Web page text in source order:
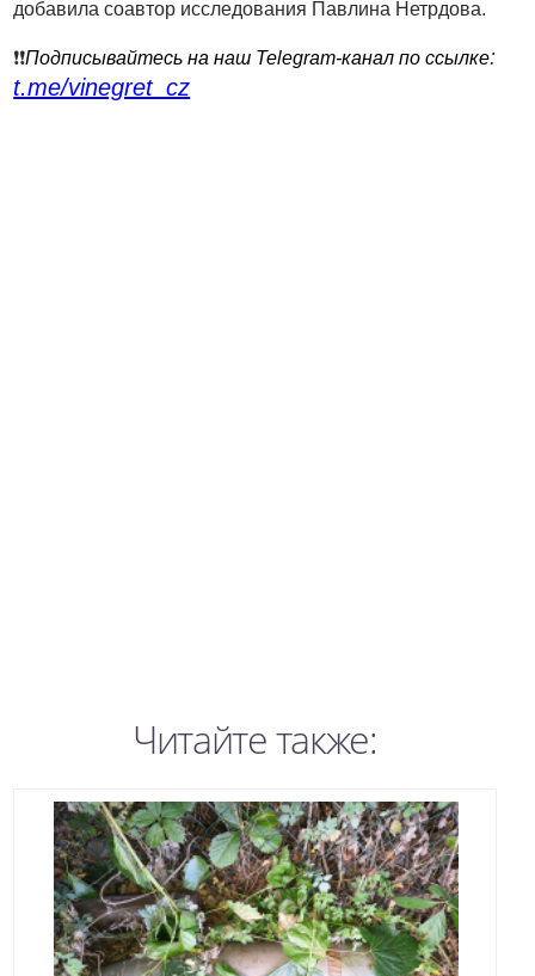
добавила соавтор исследования Павлина Нетрдова.
❗️❗️Подписывайтесь на наш Telegram-канал по ссылке:
t.me/vinegret_cz
Читайте также: